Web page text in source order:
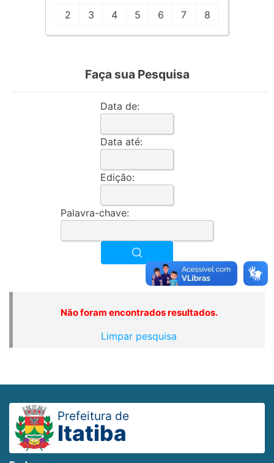
2
3 4 5 6 7 8
Faça sua Pesquisa
Data de:
Data até:
Edição:
Palavra-chave:
Não foram encontrados resultados.
Limpar pesquisa
Prefeitura de
Itatiba